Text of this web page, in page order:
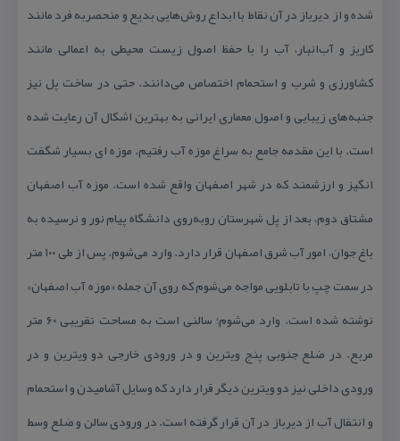
شده و از دیرباز در آن نقاط با ابداع روش‌هایی بدیع و منحصربه فرد مانند
كاریز و آب‌انبار، آب را با حفظ اصول زیست محیطی به اعمالی مانند
كشاورزی و شرب و استحمام اختصاص می‌دانند. حتی در ساخت پل نیز
جنبه‌های زیبایی و اصول معماری ایرانی به بهترین اشكال آن رعایت شده
است. با این مقدمه جامع به سراغ موزه آب رفتیم. موزه ای بسیار شگفت
انگیز و ارزشمند كه در شهر اصفهان واقع شده است. موزه آب اصفهان
مشتاق دوم، بعد از پل شهرستان روبه‌روی دانشگاه پیام نور و نرسیده به
باغ جوان، امور آب شرق اصفهان قرار دارد. وارد می‌شوم. پس از طی ۱۰۰ متر
در سمت چپ با تابلویی مواجه می‌شوم كه روی آن جمله «موزه آب اصفهان»
نوشته شده است. وارد می‌شوم؛ سالنی است به مساحت تقریبی ۶۰ متر
مربع. در ضلع جنوبی پنج ویترین و در ورودی خارجی دو ویترین و در
ورودی داخلی نیز دو ویترین دیگر قرار دارد كه وسایل آشامیدن و استحمام
و انتقال آب از دیرباز در آن قرار گرفته است. در ورودی سالن و ضلع وسط